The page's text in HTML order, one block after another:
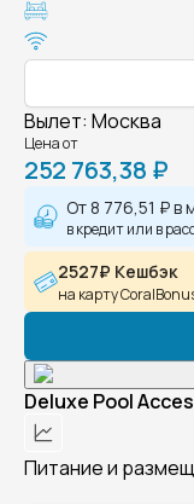
Вылет: Москва
Цена от
252 763,38 ₽
От 8 776,51 ₽в
в кредит или в
2527₽ Кешбэк
на карту
Deluxe Pool
Питание и